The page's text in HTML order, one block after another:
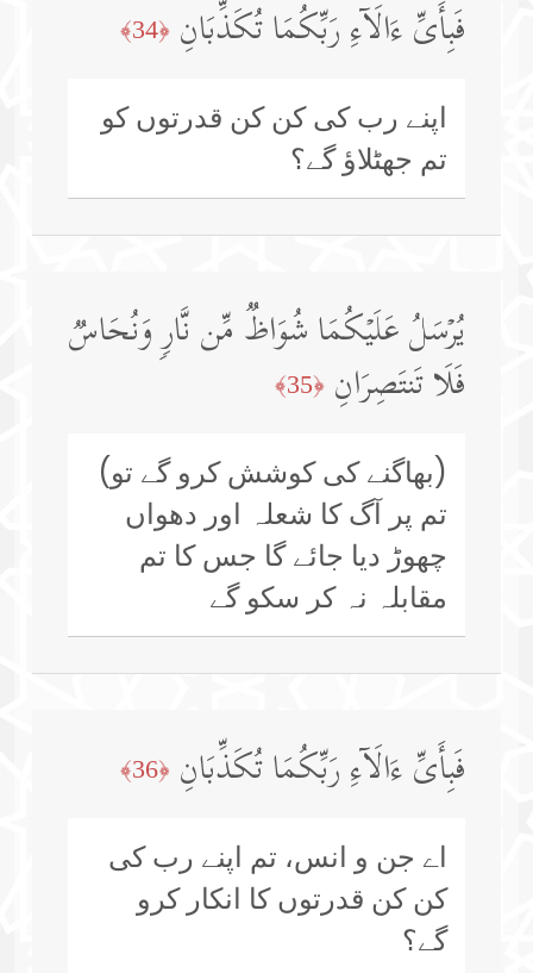
فَبِأَیِّ ءَالَاۤءِ رَبِّكُمَا تُكَذِّبَانِ ﴿34﴾
اپنے رب کی کن کن قدرتوں کو
تم جھٹلاؤ گے؟
یُرۡسَلُ عَلَیۡكُمَا شُوَاظࣱ مِّن نَّارࣲ وَنُحَاسࣱ
فَلَا تَنتَصِرَانِ ﴿35﴾
(بھاگنے کی کوشش کرو گے تو)
تم پر آگ کا شعلہ اور دھواں
چھوڑ دیا جائے گا جس کا تم
مقابلہ نہ کر سکو گے
فَبِأَیِّ ءَالَاۤءِ رَبِّكُمَا تُكَذِّبَانِ ﴿36﴾
اے جن و انس، تم اپنے رب کی
کن کن قدرتوں کا انکار کرو
گے؟